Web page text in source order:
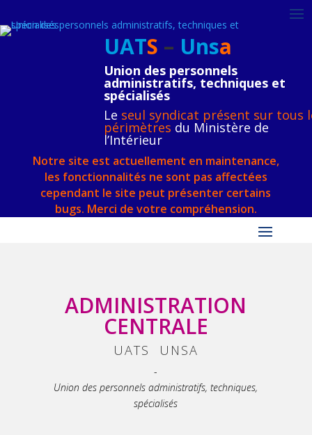
UATS – Unsa
Union des personnels
administratifs, techniques et
spécialisés
Le seul syndicat présent sur tous
périmètres du Ministère de
l’Intérieur
Notre site est actuellement en maintenance,
les fonctionnalités ne sont pas affectées
cependant le site peut présenter certains
bugs. Merci de votre compréhension.
ADMINISTRATION
CENTRALE
UATS UNSA
-
Union des personnels administratifs, techniques,
spécialisés